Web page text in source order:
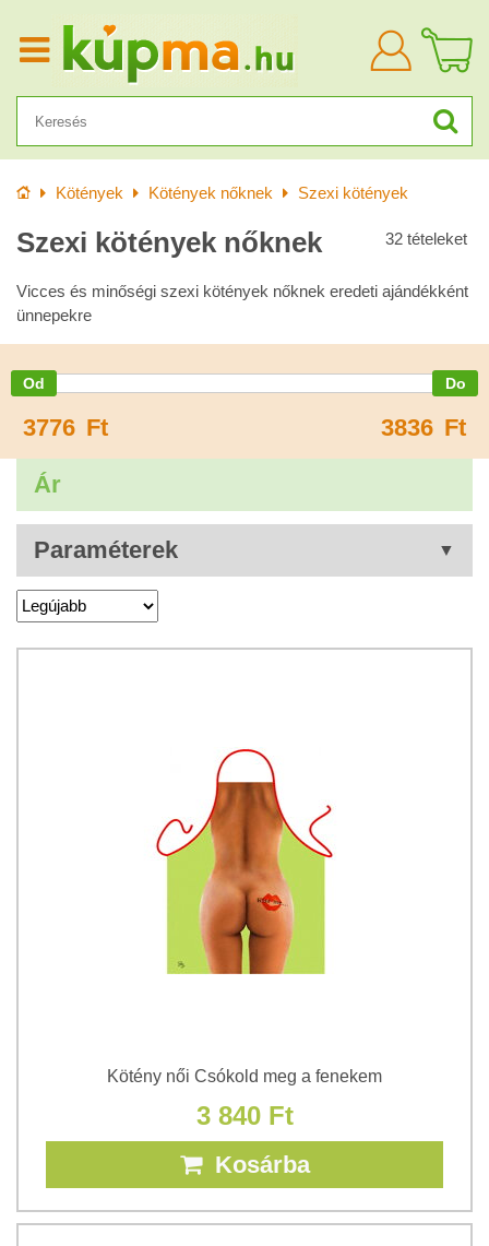
KezdőlapKötények Kötények nőknek Szexi kötények
Szexi kötények nőknek 32 tételeket
Vicces és minőségi szexi kötények nőknek eredeti ajándékként
ünnepekre
3776 Ft 3836 Ft
Ár
Paraméterek
Kötény női Csókold meg a fenekem
3 840 Ft
Kosárba